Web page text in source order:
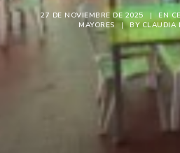
27 DE NOVIEMBRE DE 2025 | EN
MAYORES
| BY CLAUDIA